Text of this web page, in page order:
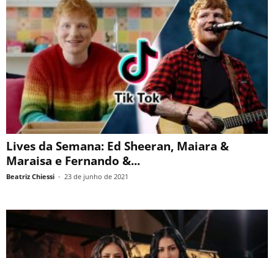
Lives da Semana: Ed Sheeran, Maiara &
Maraisa e Fernando &...
Beatriz Chiessi - 23 de junho de 2021